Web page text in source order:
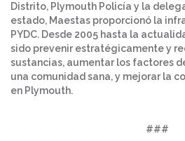
Distrito, Plymouth Policía y la
estado, Maestas proporcionó la
PYDC. Desde 2005 hasta la
sido prevenir estratégicamente y
sustancias, aumentar los factores
una comunidad sana, y mejorar la
en Plymouth.
###